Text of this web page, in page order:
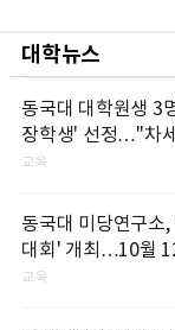
대학뉴스
동국대 대학원생 3
장학생' 선정…"차
교육
동국대 미당연구소
대회' 개최…10월
교육